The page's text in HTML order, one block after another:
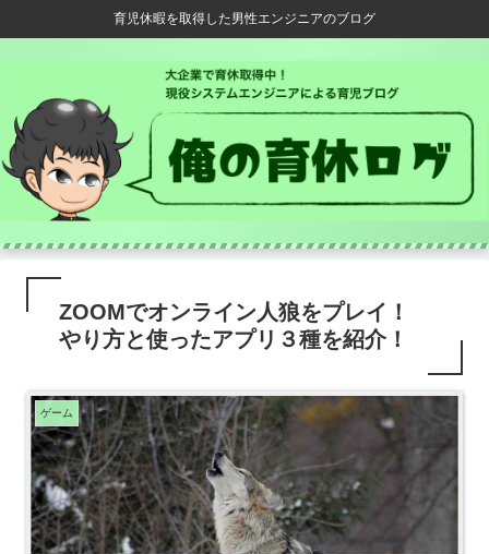
育児休暇を取得した男性エンジニアのブログ
ZOOMでオンライン人狼をプレイ！
やり方と使ったアプリ３種を紹介！
ゲーム